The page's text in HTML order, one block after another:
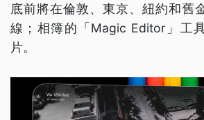
底前將在倫敦、東京、紐約和舊
線；相簿的「Magic Editor」工
片。